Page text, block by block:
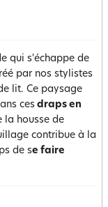
qui s'échappe de
par nos stylistes
lit. Ce paysage
ces draps en
la housse de
contribue à la
de se faire